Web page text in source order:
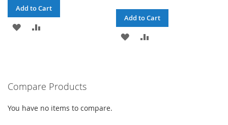
Add to Cart
ADD
Add to Cart
ADD
Compare Products
You have no items to compare.